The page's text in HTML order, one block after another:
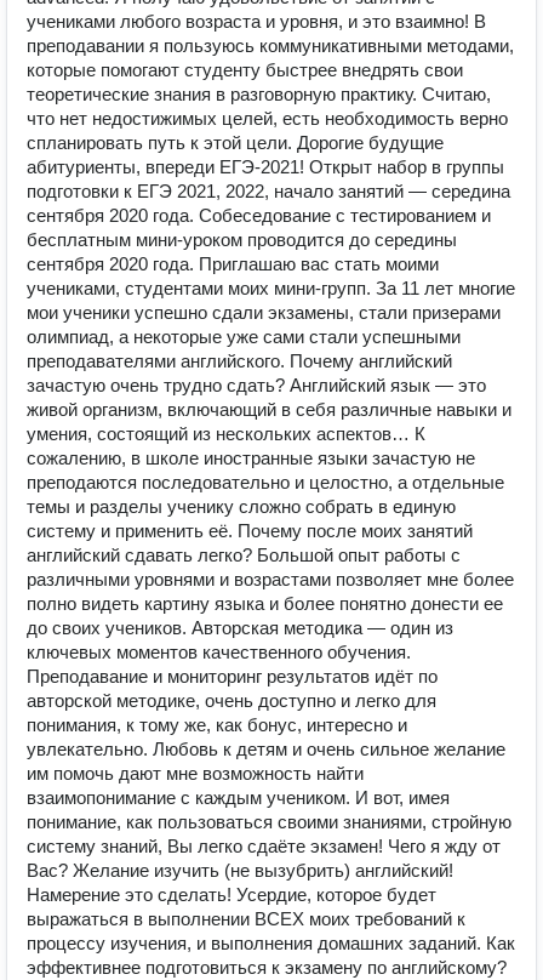
учениками любого возраста и уровня, и это взаимно! В
преподавании я пользуюсь коммуникативными методами,
которые помогают студенту быстрее внедрять свои
теоретические знания в разговорную практику. Считаю,
что нет недостижимых целей, есть необходимость верно
спланировать путь к этой цели. Дорогие будущие
абитуриенты, впереди ЕГЭ-2021! Открыт набор в группы
подготовки к ЕГЭ 2021, 2022, начало занятий — середина
сентября 2020 года. Собеседование с тестированием и
бесплатным мини-уроком проводится до середины
сентября 2020 года. Приглашаю вас стать моими
учениками, студентами моих мини-групп. За 11 лет многие
мои ученики успешно сдали экзамены, стали призерами
олимпиад, а некоторые уже сами стали успешными
преподавателями английского. Почему английский
зачастую очень трудно сдать? Английский язык — это
живой организм, включающий в себя различные навыки и
умения, состоящий из нескольких аспектов… К
сожалению, в школе иностранные языки зачастую не
преподаются последовательно и целостно, а отдельные
темы и разделы ученику сложно собрать в единую
систему и применить её. Почему после моих занятий
английский сдавать легко? Большой опыт работы с
различными уровнями и возрастами позволяет мне более
полно видеть картину языка и более понятно донести ее
до своих учеников. Авторская методика — один из
ключевых моментов качественного обучения.
Преподавание и мониторинг результатов идёт по
авторской методике, очень доступно и легко для
понимания, к тому же, как бонус, интересно и
увлекательно. Любовь к детям и очень сильное желание
им помочь дают мне возможность найти
взаимопонимание с каждым учеником. И вот, имея
понимание, как пользоваться своими знаниями, стройную
систему знаний, Вы легко сдаёте экзамен! Чего я жду от
Вас? Желание изучить (не вызубрить) английский!
Намерение это сделать! Усердие, которое будет
выражаться в выполнении ВСЕХ моих требований к
процессу изучения, и выполнения домашних заданий. Как
эффективнее подготовиться к экзамену по английскому?